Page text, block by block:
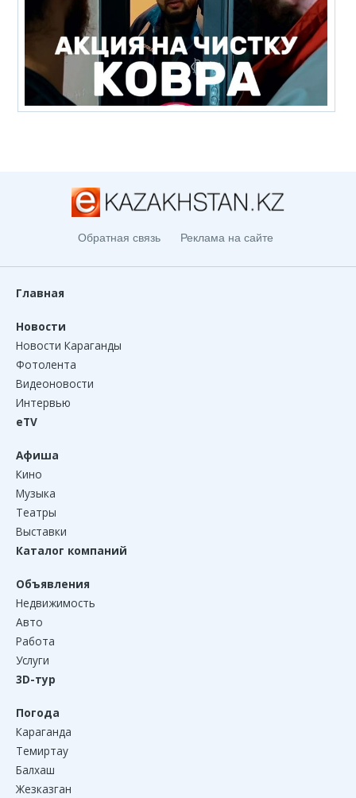
Обратная связь Реклама на сайте
Главная
Новости
Новости Караганды
Фотолента
Видеоновости
Интервью
eTV
Афиша
Кино
Музыка
Театры
Выставки
Каталог компаний
Объявления
Недвижимость
Авто
Работа
Услуги
3D-тур
Погода
Караганда
Темиртау
Балхаш
Жезказган